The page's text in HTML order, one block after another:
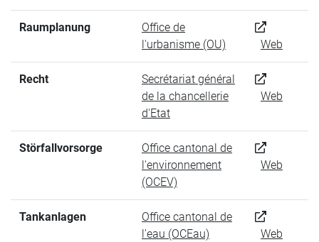
Raumplanung
Office de
l'urbanisme (OU)
Web
Recht
Secrétariat général
de la chancellerie
d'Etat
Web
Störfallvorsorge
Office cantonal de
l'environnement
(OCEV)
Web
Tankanlagen
Office cantonal de
l'eau (OCEau)
Web